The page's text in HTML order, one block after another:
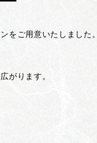
をご用意いたしました。
がります。